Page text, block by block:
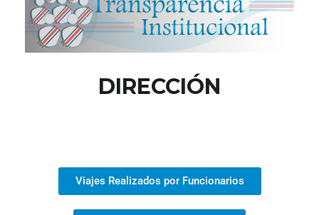
DIRECCIÓN
Viajes Realizados por Funcionarios